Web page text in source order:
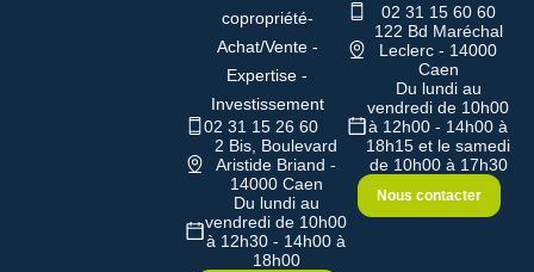
copropriété-
Achat/Vente -
Expertise -
Investissement
02 31 15 26 60
2 Bis, Boulevard
Aristide Briand -
14000 Caen
Du lundi au
vendredi de 10h00
à 12h30 - 14h00 à
18h00
02 31 15 60 60
122 Bd Maréchal
Leclerc - 14000
Caen
Du lundi au
vendredi de 10h00
à 12h00 - 14h00 à
18h15 et le samedi
de 10h00 à 17h30
Nous contacter